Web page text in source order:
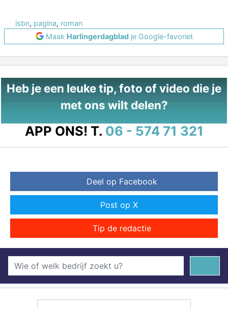
isbn, pagina, roman
Maak Harlingerdagbladje Google-favoriet
Heb je een leuke tip, foto of video die je
met ons wilt delen?
APP ONS! T. 06 - 574 71 321
Deel op Facebook
Post op X
Tip de redactie